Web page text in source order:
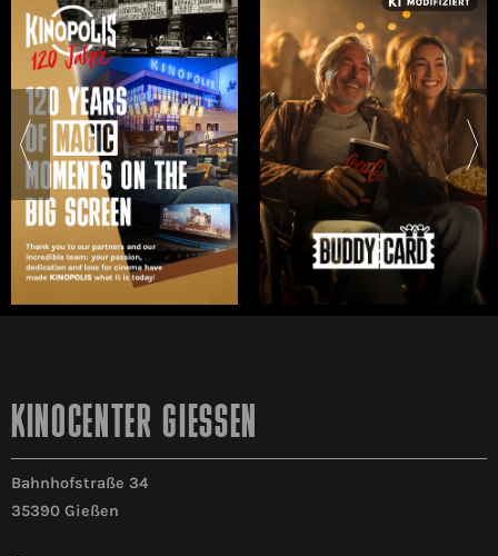
KINOCENTER GIESSEN
Bahnhofstraße 34
35390 Gießen